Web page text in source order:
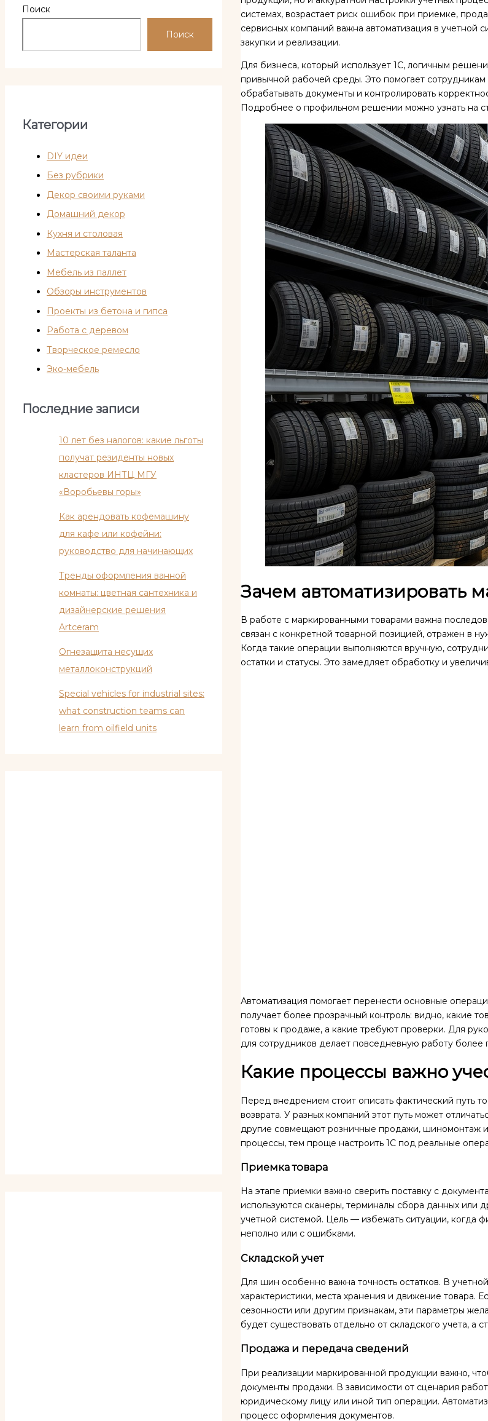
Поиск
Поиск
Категории
DIY идеи
Без рубрики
Декор своими руками
Домашний декор
Кухня и столовая
Мастерская таланта
Мебель из паллет
Обзоры инструментов
Проекты из бетона и гипса
Работа с деревом
Творческое ремесло
Эко-мебель
Последние записи
10 лет без налогов: какие льготы
получат резиденты новых
кластеров ИНТЦ МГУ
«Воробьевы горы»
Как арендовать кофемашину
для кафе или кофейни:
руководство для начинающих
Тренды оформления ванной
комнаты: цветная сантехника и
дизайнерские решения
Artceram
Огнезащита несущих
металлоконструкций
Special vehicles for industrial sites:
what construction teams can
learn from oilfield units
системах, возрастает риск ошибок при приемке,
сервисных компаний важна автоматизация в учетной
закупки и реализации.
Для бизнеса, который использует 1С, логичным
привычной рабочей среды. Это помогает
обрабатывать документы и контролировать
Подробнее о профильном решении можно узнать на
Зачем автоматизировать
В работе с маркированными товарами важна
связан с конкретной товарной позицией, отражен в
Когда такие операции выполняются вручную,
остатки и статусы. Это замедляет обработку и
Автоматизация помогает перенести основные
получает более прозрачный контроль: видно, какие
готовы к продаже, а какие требуют проверки. Для
для сотрудников делает повседневную работу более
Какие процессы важно
Перед внедрением стоит описать фактический путь
возврата. У разных компаний этот путь может
другие совмещают розничные продажи, шиномонтаж
процессы, тем проще настроить 1С под реальные
Приемка товара
На этапе приемки важно сверить поставку с
используются сканеры, терминалы сбора данных или
учетной системой. Цель — избежать ситуации, когда
неполно или с ошибками.
Складской учет
Для шин особенно важна точность остатков. В
характеристики, места хранения и движение товара.
сезонности или другим признакам, эти параметры
будет существовать отдельно от складского учета, а
Продажа и передача сведений
При реализации маркированной продукции важно,
документы продажи. В зависимости от сценария
юридическому лицу или иной тип операции.
процесс оформления документов.